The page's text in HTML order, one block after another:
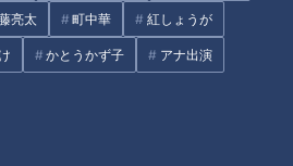
亮太 町中華 紅しょうが
かとうかず子 アナ出演
ホームページ
番組サイト